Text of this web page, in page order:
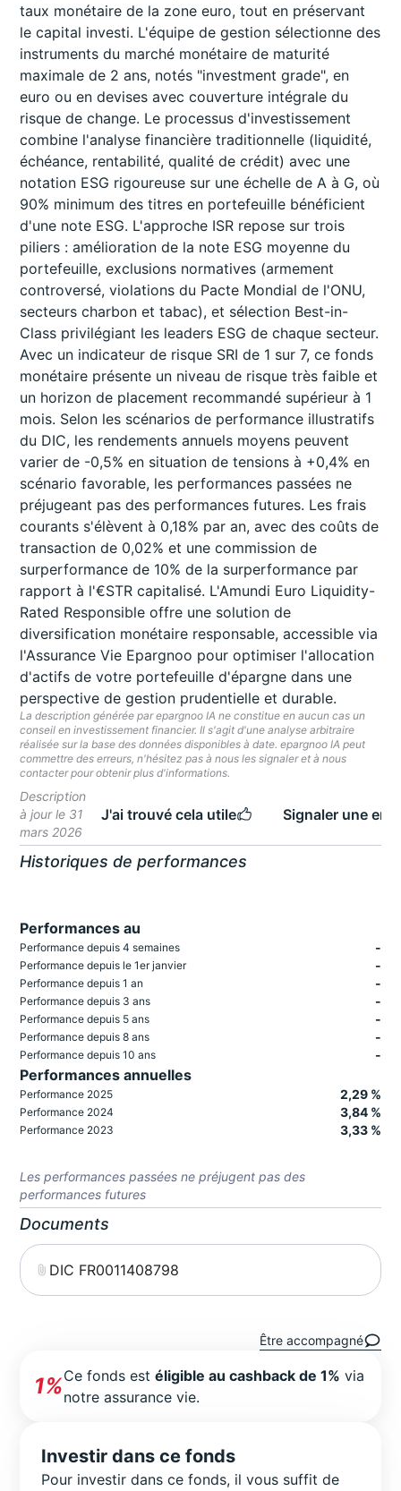
taux monétaire de la zone euro, tout en préservant
le capital investi. L'équipe de gestion sélectionne des
instruments du marché monétaire de maturité
maximale de 2 ans, notés "investment grade", en
euro ou en devises avec couverture intégrale du
risque de change. Le processus d'investissement
combine l'analyse financière traditionnelle (liquidité,
échéance, rentabilité, qualité de crédit) avec une
notation ESG rigoureuse sur une échelle de A à G, où
90% minimum des titres en portefeuille bénéficient
d'une note ESG. L'approche ISR repose sur trois
piliers : amélioration de la note ESG moyenne du
portefeuille, exclusions normatives (armement
controversé, violations du Pacte Mondial de l'ONU,
secteurs charbon et tabac), et sélection Best-in-
Class privilégiant les leaders ESG de chaque secteur.
Avec un indicateur de risque SRI de 1 sur 7, ce fonds
monétaire présente un niveau de risque très faible et
un horizon de placement recommandé supérieur à 1
mois. Selon les scénarios de performance illustratifs
du DIC, les rendements annuels moyens peuvent
varier de -0,5% en situation de tensions à +0,4% en
scénario favorable, les performances passées ne
préjugeant pas des performances futures. Les frais
courants s'élèvent à 0,18% par an, avec des coûts de
transaction de 0,02% et une commission de
surperformance de 10% de la surperformance par
rapport à l'€STR capitalisé. L'Amundi Euro Liquidity-
Rated Responsible offre une solution de
diversification monétaire responsable, accessible via
l'Assurance Vie Epargnoo pour optimiser l'allocation
d'actifs de votre portefeuille d'épargne dans une
perspective de gestion prudentielle et durable.
La description générée par epargnoo IA ne constitue en aucun cas un
conseil en investissement financier. Il s'agit d'une analyse arbitraire
réalisée sur la base des données disponibles à date. epargnoo IA peut
commettre des erreurs, n'hésitez pas à nous les signaler et à nous
contacter pour obtenir plus d'informations.
Description
à jour le 31
mars 2026
J'ai trouvé cela utile Signaler une
Historiques de performances
Performances au
Performance depuis 4 semaines -
Performance depuis le 1er janvier -
Performance depuis 1 an -
Performance depuis 3 ans -
Performance depuis 5 ans -
Performance depuis 8 ans -
Performance depuis 10 ans -
Performances annuelles
Performance 2025 2,29 %
Performance 2024 3,84 %
Performance 2023 3,33 %
Les performances passées ne préjugent pas des
performances futures
Documents
DIC FR0011408798
Être accompagné
1%Ce fonds estéligible au cashback de 1% via
notre assurance vie.
Investir dans ce fonds
Pour investir dans ce fonds, il vous suffit de